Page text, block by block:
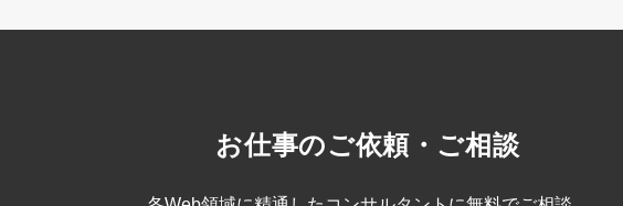
お仕事のご依頼・ご相談